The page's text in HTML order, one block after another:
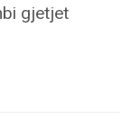
gjetjet